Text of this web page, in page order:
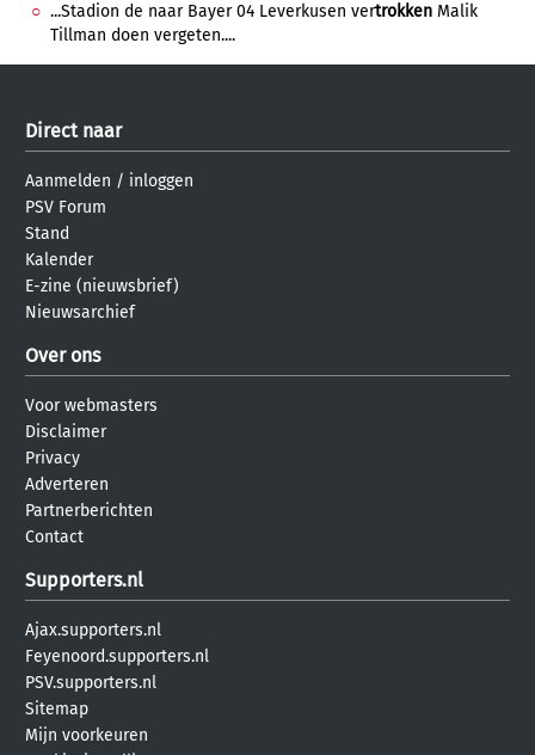
...Stadion de naar Bayer 04 Leverkusen vertrokken Malik
Tillman doen vergeten....
Direct naar
Aanmelden / inloggen
PSV Forum
Stand
Kalender
E-zine (nieuwsbrief)
Nieuwsarchief
Over ons
Voor webmasters
Disclaimer
Privacy
Adverteren
Partnerberichten
Contact
Supporters.nl
Ajax.supporters.nl
Feyenoord.supporters.nl
PSV.supporters.nl
Sitemap
Mijn voorkeuren